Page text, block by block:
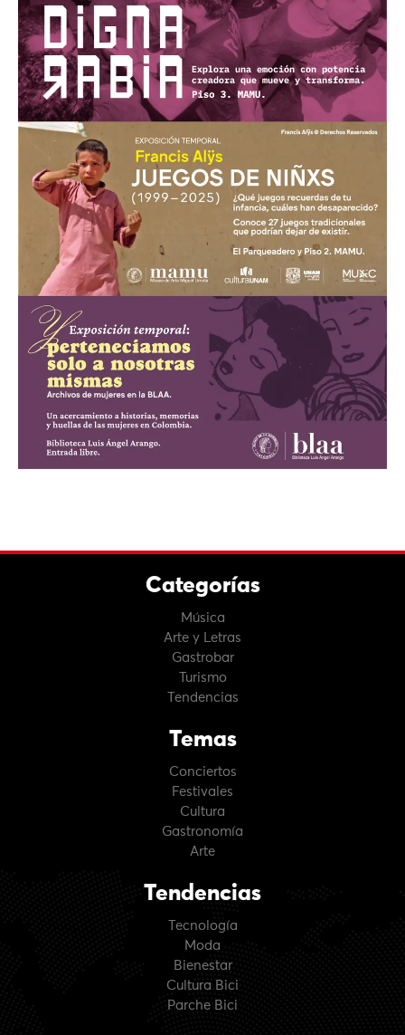
Categorías
Música
Arte y Letras
Gastrobar
Turismo
Tendencias
Temas
Conciertos
Festivales
Cultura
Gastronomía
Arte
Tendencias
Tecnología
Moda
Bienestar
Cultura Bici
Parche Bici